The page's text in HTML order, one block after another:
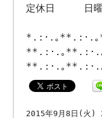
定休日 日曜日
*.:･.｡**.:･.
**.:･.｡**.:･.
**.:･.｡**.:･.
2015年9月8日(火)